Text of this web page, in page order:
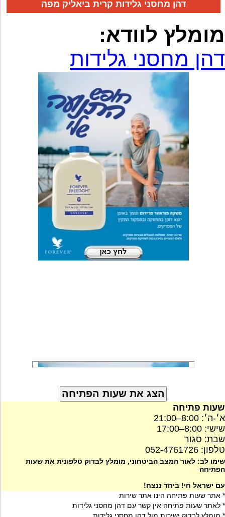
דהן מחסני גלידות קרית ביאליק מפה
מומלץ לוודא:
דהן מחסני גלידות
שעות פתיחה
א׳-ה׳: 8:00–21:00
שישי: 8:00–17:00
שבת: סגור
טלפון: 052-4761726
שימו לב: לאור המצב הביטחוני, מומלץ לבדוק טלפונית את שעות
הפתיחה
עם ישראל חי! ביחד ננצח!
* אתר שעות פתיחה הינו אתר שירות
* לאתר שעות פתיחה אין קשר עם דהן מחסני גלידות